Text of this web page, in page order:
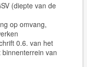
(diepte van de
op omvang,
0.6. van het
van